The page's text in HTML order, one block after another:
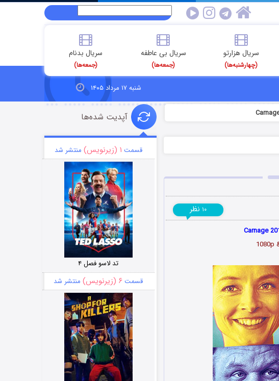
سریال هزارتو
(چهارشنبه‌ها)
سریال بی عاطفه
(جمعه‌ها)
سریال بدنام
(جمعه‌ها)
شنبه ۱۷ مرداد ۱۴۰۵
۱۰ نظر
آپدیت شده‌ها
قسمت ۱ (زیرنویس) منتشر شد
تد لاسو فصل ۴
قسمت ۶ (زیرنویس) منتشر شد